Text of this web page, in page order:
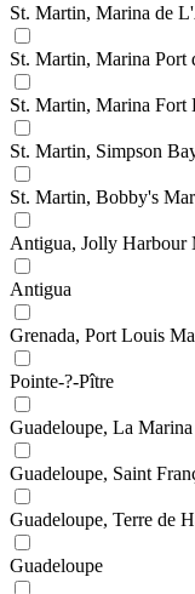
St. Martin, Marina de
St. Martin, Marina Port
St. Martin, Marina Fort
St. Martin, Simpson
St. Martin, Bobby's
Antigua, Jolly Harbour
Antigua
Grenada, Port Louis
Pointe-?-Pître
Guadeloupe, La
Guadeloupe, Saint
Guadeloupe, Terre de
Guadeloupe